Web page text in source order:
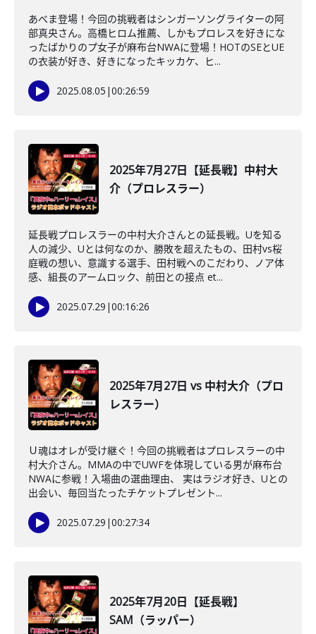
あべま登場！今回の挑戦者はシンガーソングライターの阿
部真央さん。高橋ヒロム推薦、しかもプロレスを好きにな
ったばかりのプ女子が麻布台NWAに登場！HOTのSEとUE
の衣装が好き、好きになったキッカケ、ヒ...
2025.08.05 |00:26:59
2025年7月27日【延長戦】中村大
介（プロレスラー）
延長戦プロレスラーの中村大介さんとの延長戦。Uを知る
人の減少、Uとは何なのか、勝敗を超えたもの、田村vs桜
庭戦の想い、意識する選手、田村戦へのこだわり、ノア体
感、組長のアームロック、前田との接点 et...
2025.07.29 |00:16:26
2025年7月27日 vs 中村大介（プロ
レスラー）
Ｕ魂はオレが受け継ぐ！今回の挑戦者はプロレスラーの中
村大介さん。MMAの中でUWFを体現している男が麻布台
NWAに参戦！入場曲の選曲理由、 実はラジオ好き、Uとの
出会い、毎回当たったチケットプレゼント...
2025.07.29 |00:27:34
2025年7月20日【延長戦】
SAM（ラッパー）